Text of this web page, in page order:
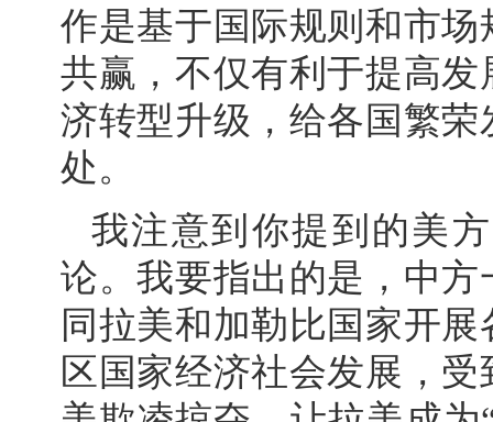
作是基于国际规则和市
共赢，不仅有利于提高
济转型升级，给各国繁
处。
我注意到你提到的美
论。我要指出的是，中
同拉美和加勒比国家开
区国家经济社会发展，